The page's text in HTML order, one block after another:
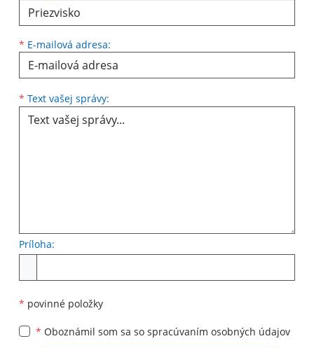
* E-mailová adresa:
* Text vašej správy:
Príloha:
* povinné položky
* Oboznámil som sa so spracúvaním osobných údajov